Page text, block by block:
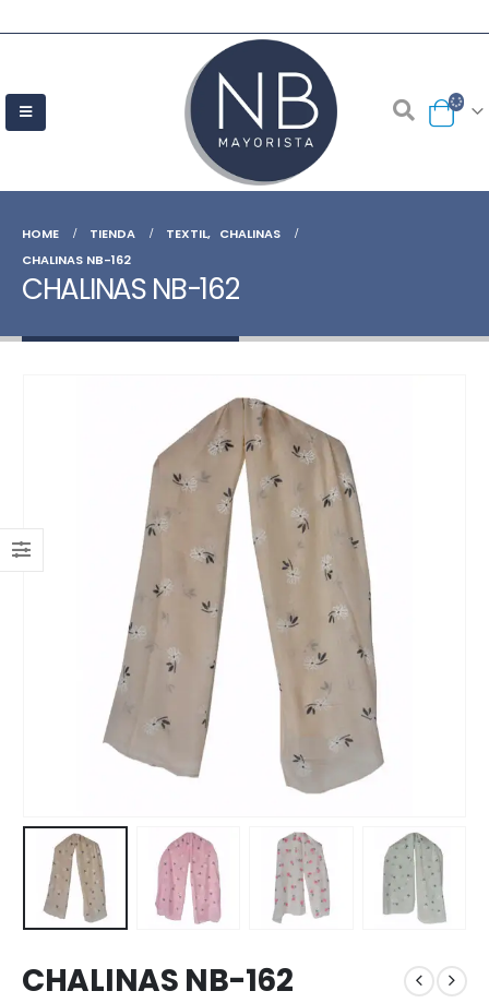
HOME TIENDA TEXTIL, CHALINAS
CHALINAS NB-162
CHALINAS NB-162
CHALINAS NB-162